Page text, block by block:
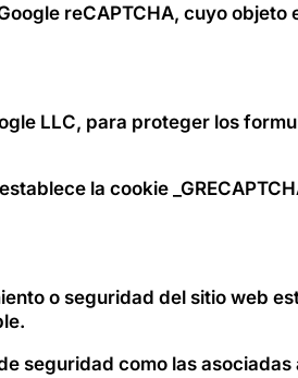
reCAPTCHA, cuyo objeto
LLC, para proteger los
la cookie
o seguridad del sitio web
seguridad como las